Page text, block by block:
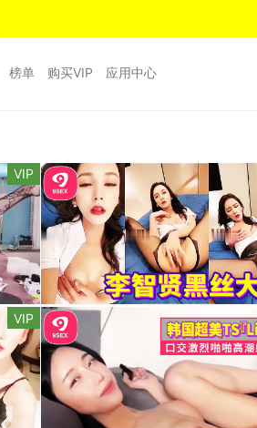
榜单 购买VIP 应用中心
VIP
VIP